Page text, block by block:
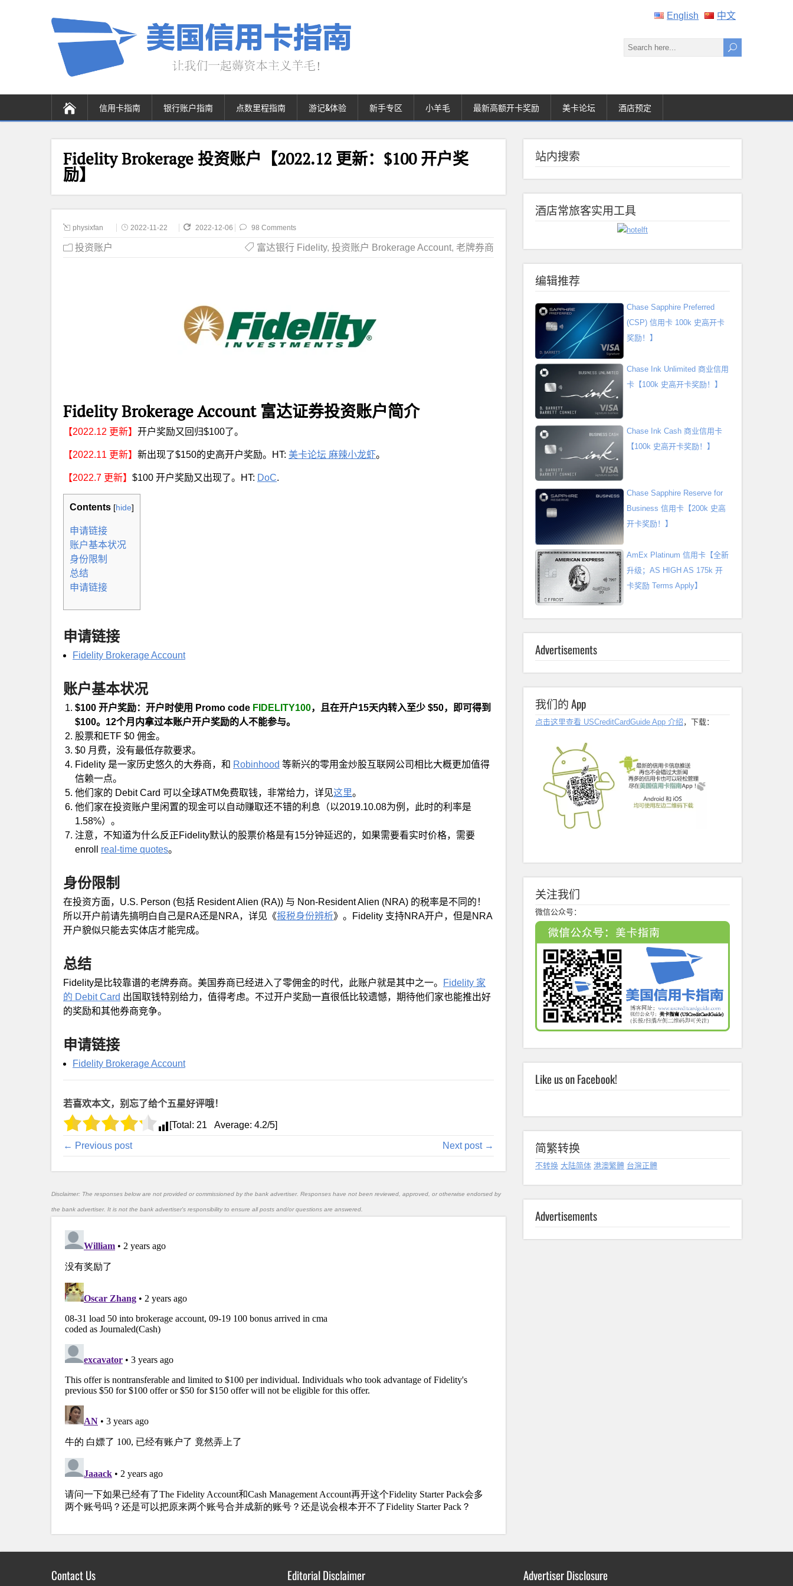
English 中文
信用卡指南 银行账户指南 点数里程指南 游记&体验 新手专区 小羊毛 最新高额开卡奖励 美卡论坛 酒店预定
Fidelity Brokerage 投资账户【2022.12 更新：$100 开户奖
励】
physixfan 2022-11-22 2022-12-06 98 Comments
投资账户 富达银行 Fidelity, 投资账户 Brokerage Account, 老牌券商
Fidelity Brokerage Account 富达证券投资账户简介
【2022.12 更新】 开户奖励又回归$100了。
【2022.11 更新】 新出现了$150的史高开户奖励。HT: 美卡论坛 麻辣小龙虾。
【2022.7 更新】 $100 开户奖励又出现了。HT: DoC.
Contents [hide]
申请链接
账户基本状况
身份限制
总结
申请链接
申请链接
Fidelity Brokerage Account
账户基本状况
$100 开户奖励：开户时使用 Promo code FIDELITY100，且在开户15天内转入至少 $50，即可得到
$100。12个月内拿过本账户开户奖励的人不能参与。
股票和ETF $0 佣金。
$0 月费，没有最低存款要求。
Fidelity 是一家历史悠久的大券商，和 Robinhood 等新兴的零用金炒股互联网公司相比大概更加值得
信赖一点。
他们家的 Debit Card 可以全球ATM免费取钱，非常给力，详见这里。
他们家在投资账户里闲置的现金可以自动赚取还不错的利息（以2019.10.08为例，此时的利率是
1.58%）。
注意，不知道为什么反正Fidelity默认的股票价格是有15分钟延迟的，如果需要看实时价格，需要
enroll real-time quotes。
身份限制
在投资方面，U.S. Person (包括 Resident Alien (RA)) 与 Non-Resident Alien (NRA) 的税率是不同的！
所以开户前请先搞明白自己是RA还是NRA，详见《报税身份辨析》。Fidelity 支持NRA开户，但是NRA
开户貌似只能去实体店才能完成。
总结
Fidelity是比较靠谱的老牌券商。美国券商已经进入了零佣金的时代，此账户就是其中之一。
Fidelity 家
的 Debit Card 出国取钱特别给力，值得考虑。不过开户奖励一直很低比较遗憾，期待他们家也能推出好
的奖励和其他券商竞争。
申请链接
Fidelity Brokerage Account
若喜欢本文，别忘了给个五星好评哦！
[Total: 21 Average: 4.2/5]
← Previous post Next post →
Disclaimer: The responses below are not provided or commissioned by the bank advertiser. Responses have not been reviewed, approved, or otherwise endorsed by
the bank advertiser. It is not the bank advertiser's responsibility to ensure all posts and/or questions are answered.
站内搜索
酒店常旅客实用工具
编辑推荐
Chase Sapphire Preferred
(CSP) 信用卡 100k 史高开卡
奖励！】
Chase Ink Unlimited 商业信用
卡【100k 史高开卡奖励！】
Chase Ink Cash 商业信用卡
【100k 史高开卡奖励！】
Chase Sapphire Reserve for
Business 信用卡【200k 史高
开卡奖励！】
AmEx Platinum 信用卡【全新
升级；AS HIGH AS 175k 开
卡奖励 Terms Apply】
Advertisements
我们的 App
点击这里查看 USCreditCardGuide App 介绍 ，下载：
关注我们
微信公众号：
Like us on Facebook!
简繁转换
不转换 大陆简体 港澳繁體 台灣正體
Advertisements
Contact Us Editorial Disclaimer Advertiser Disclosure